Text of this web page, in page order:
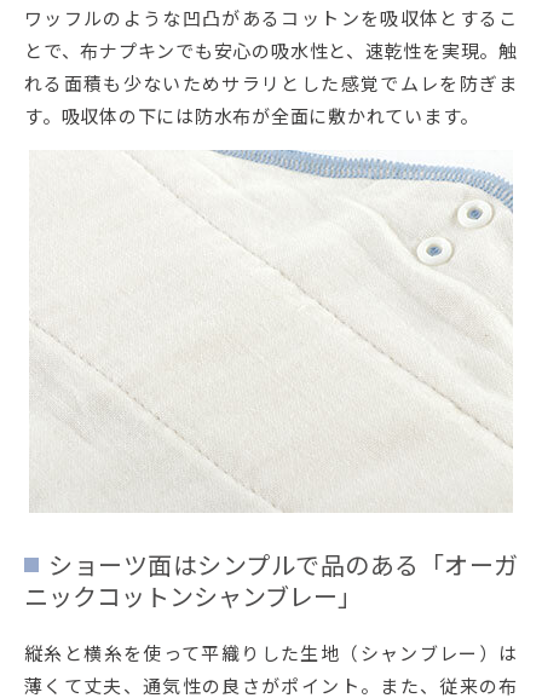
ワッフルのような凹凸があるコットンを吸収体とするこ
とで、布ナプキンでも安心の吸水性と、速乾性を実現。触
れる面積も少ないためサラリとした感覚でムレを防ぎま
す。吸収体の下には防水布が全面に敷かれています。
ショーツ面はシンプルで品のある「オーガ
ニックコットンシャンブレー」
縦糸と横糸を使って平織りした生地（シャンブレー）は
薄くて丈夫、通気性の良さがポイント。また、従来の布